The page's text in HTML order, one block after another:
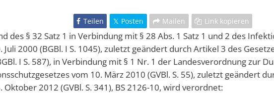
Teilen Posten Mailen Link kopieren
des § 32 Satz 1 in Verbindung mit § 28 Abs. 1 Satz 1 und 2 des
Juli 2000 (BGBl. I S. 1045), zuletzt geändert durch Artikel 3 des
I S. 587), in Verbindung mit § 1 Nr. 1 der Landesverordnung zur
vom 10. März 2010 (GVBl. S. 55), zuletzt geändert
Oktober 2012 (GVBl. S. 341), BS 2126-10, wird verordnet: